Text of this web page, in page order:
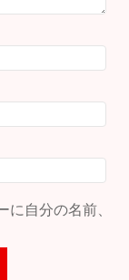
に自分の名前、